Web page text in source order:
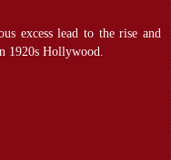
excess lead to the rise and
1920s Hollywood.